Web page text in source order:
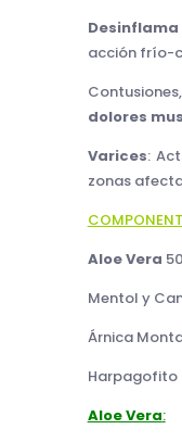
Desinflama
acción frío-
dolores
Varices:
zonas
Aloe Vera
Mentol y
Árnica
Harpagofito
Aloe Vera: